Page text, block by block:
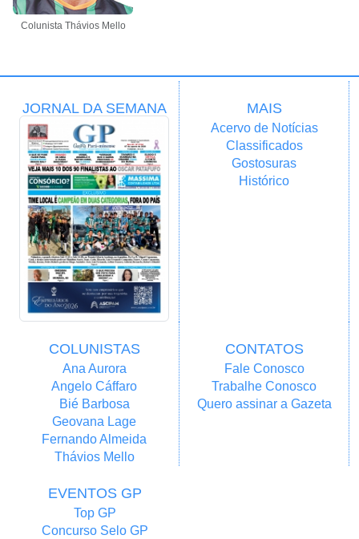
Colunista Thávios Mello
JORNAL DA SEMANA MAIS
Acervo de Notícias
Classificados
Gostosuras
Histórico
COLUNISTAS
Ana Aurora
Angelo Cáffaro
Bié Barbosa
Geovana Lage
Fernando Almeida
Thávios Mello
CONTATOS
Fale Conosco
Trabalhe Conosco
Quero assinar a Gazeta
EVENTOS GP
Top GP
Concurso Selo GP